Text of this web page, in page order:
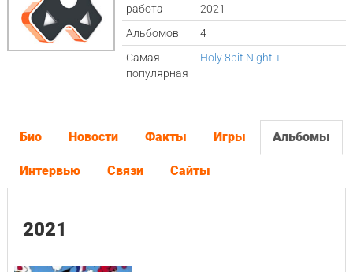
работа
2021
Альбомов
4
Самая
популярная
Holy 8bit Night +
Био Новости Факты Игры Альбомы
Интервью Связи Сайты
2021